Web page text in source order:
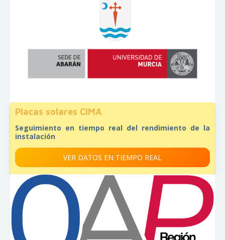
Placas solares CIMA
Seguimiento en tiempo real del rendimiento de la
instalación
VER DATOS EN TIEMPO REAL